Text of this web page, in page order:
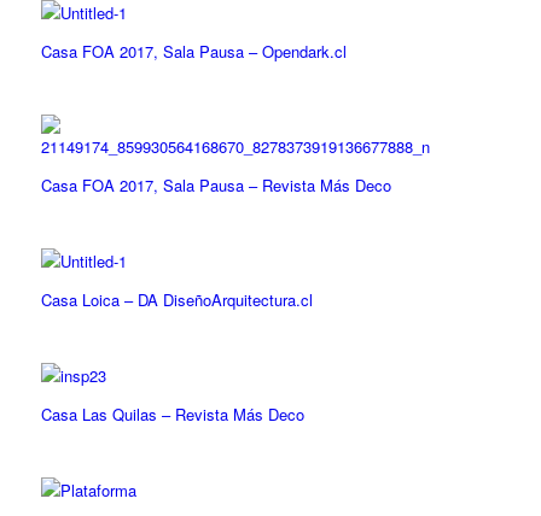
Casa FOA 2017, Sala Pausa – Opendark.cl
Casa FOA 2017, Sala Pausa – Revista Más Deco
Casa Loica – DA DiseñoArquitectura.cl
Casa Las Quilas – Revista Más Deco